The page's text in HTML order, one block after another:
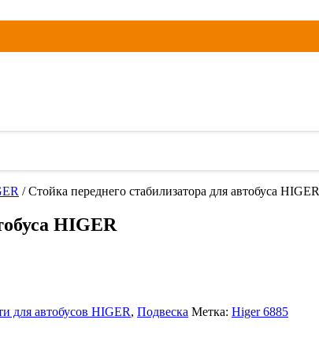
/ Стойка переднего стабилизатора для автобуса HIGER
HIGER
для автобусов HIGER, Подвеска Метка: Higer 6885